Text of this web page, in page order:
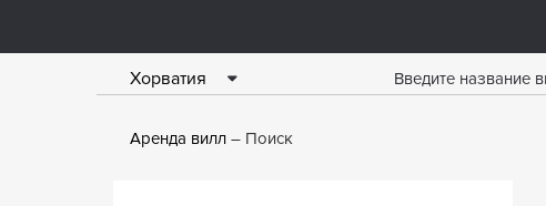
Хорватия
Аренда вилл Поиск